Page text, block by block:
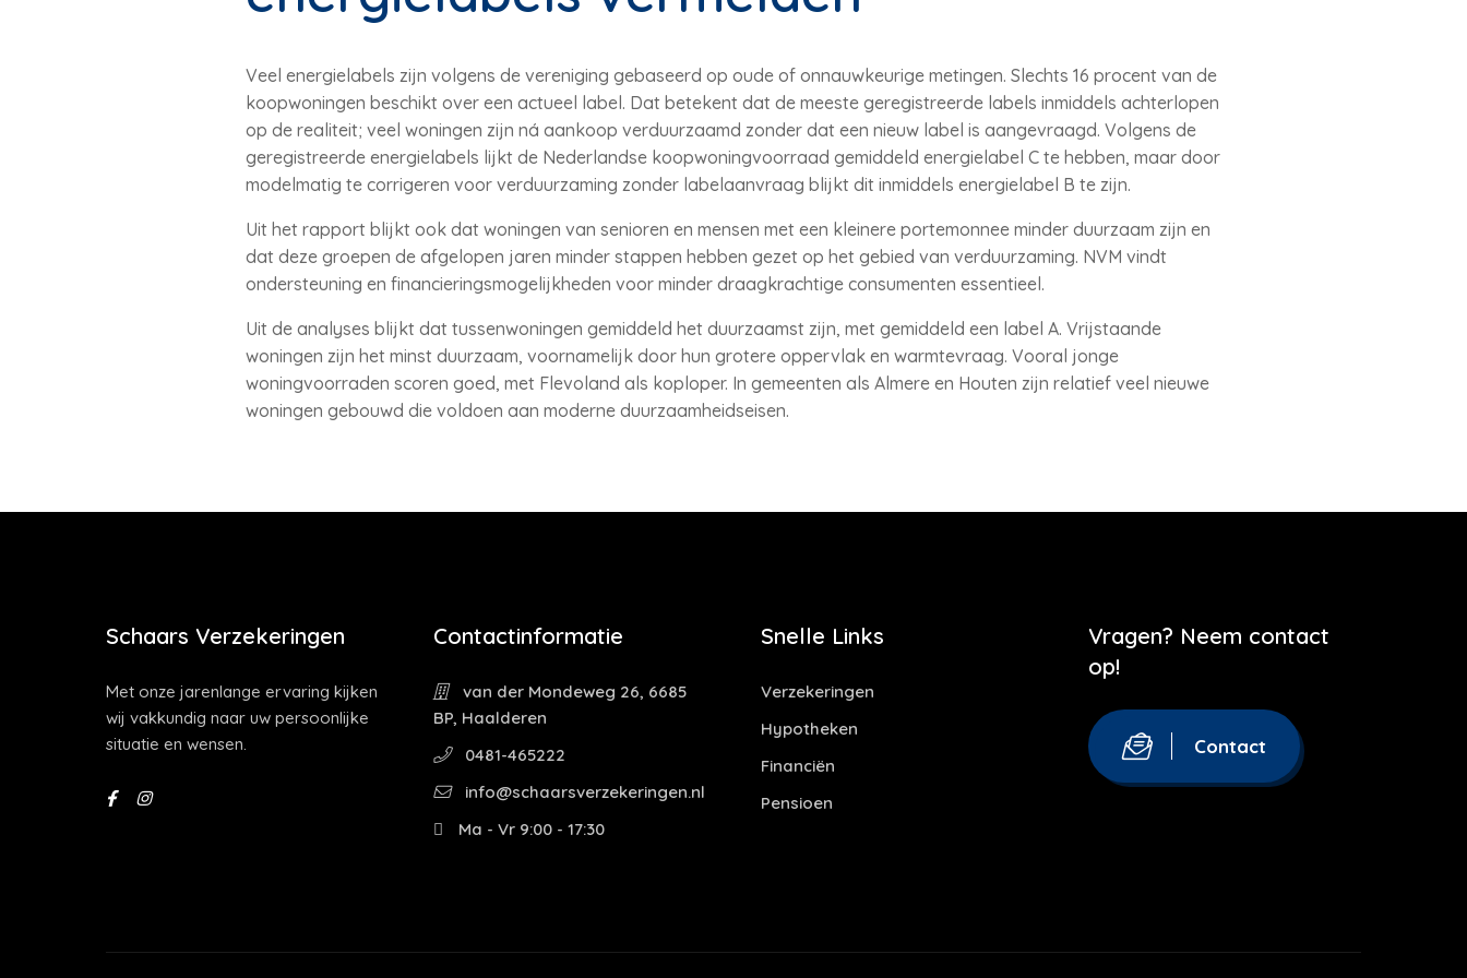
Veel energielabels zijn volgens de vereniging gebaseerd op oude of onnauwkeurige metingen. Slechts 16 procent van de
koopwoningen beschikt over een actueel label. Dat betekent dat de meeste geregistreerde labels inmiddels achterlopen
op de realiteit; veel woningen zijn ná aankoop verduurzaamd zonder dat een nieuw label is aangevraagd. Volgens de
geregistreerde energielabels lijkt de Nederlandse koopwoningvoorraad gemiddeld energielabel C te hebben, maar door
modelmatig te corrigeren voor verduurzaming zonder labelaanvraag blijkt dit inmiddels energielabel B te zijn.
Uit het rapport blijkt ook dat woningen van senioren en mensen met een kleinere portemonnee minder duurzaam zijn en
dat deze groepen de afgelopen jaren minder stappen hebben gezet op het gebied van verduurzaming. NVM vindt
ondersteuning en financieringsmogelijkheden voor minder draagkrachtige consumenten essentieel.
Uit de analyses blijkt dat tussenwoningen gemiddeld het duurzaamst zijn, met gemiddeld een label A. Vrijstaande
woningen zijn het minst duurzaam, voornamelijk door hun grotere oppervlak en warmtevraag. Vooral jonge
woningvoorraden scoren goed, met Flevoland als koploper. In gemeenten als Almere en Houten zijn relatief veel nieuwe
woningen gebouwd die voldoen aan moderne duurzaamheidseisen.
Schaars Verzekeringen
Met onze jarenlange ervaring kijken
wij vakkundig naar uw persoonlijke
situatie en wensen.
Contactinformatie
van der Mondeweg 26, 6685
BP, Haalderen
0481-465222
info@schaarsverzekeringen.nl
Ma - Vr 9:00 - 17:30
Snelle Links
Verzekeringen
Hypotheken
Financiën
Pensioen
Vragen? Neem contact
op!
Contact